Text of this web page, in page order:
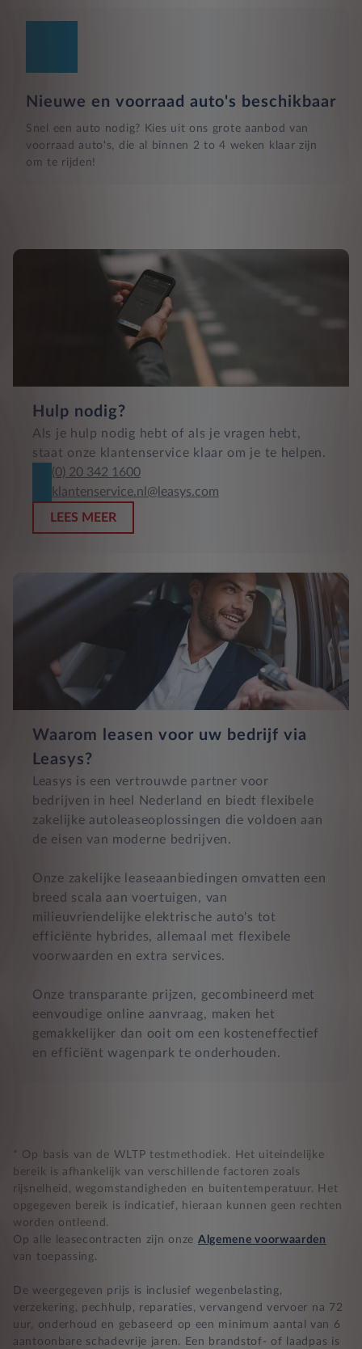
Nieuwe en voorraad auto's beschikbaar
Snel een auto nodig? Kies uit ons grote aanbod van
voorraad auto's, die al binnen 2 to 4 weken klaar zijn
om te rijden!
Hulp nodig?
Als je hulp nodig hebt of als je vragen hebt,
staat onze klantenservice klaar om je te helpen.
(0) 20 342 1600
klantenservice.nl@leasys.com
LEES MEER
Waarom leasen voor uw bedrijf via
Leasys?
Leasys is een vertrouwde partner voor
bedrijven in heel Nederland en biedt flexibele
zakelijke autoleaseoplossingen die voldoen aan
de eisen van moderne bedrijven.
Onze zakelijke leaseaanbiedingen omvatten een
breed scala aan voertuigen, van
milieuvriendelijke elektrische auto's tot
efficiënte hybrides, allemaal met flexibele
voorwaarden en extra services.
Onze transparante prijzen, gecombineerd met
eenvoudige online aanvraag, maken het
gemakkelijker dan ooit om een kosteneffectief
en efficiënt wagenpark te onderhouden.
* Op basis van de WLTP testmethodiek. Het uiteindelijke
bereik is afhankelijk van verschillende factoren zoals
rijsnelheid, wegomstandigheden en buitentemperatuur. Het
opgegeven bereik is indicatief, hieraan kunnen geen rechten
worden ontleend.
Op alle leasecontracten zijn onze Algemene voorwaarden
van toepassing.
De weergegeven prijs is inclusief wegenbelasting,
verzekering, pechhulp, reparaties, vervangend vervoer na 72
uur, onderhoud en gebaseerd op een minimum aantal van 6
aantoonbare schadevrije jaren. Een brandstof- of laadpas is